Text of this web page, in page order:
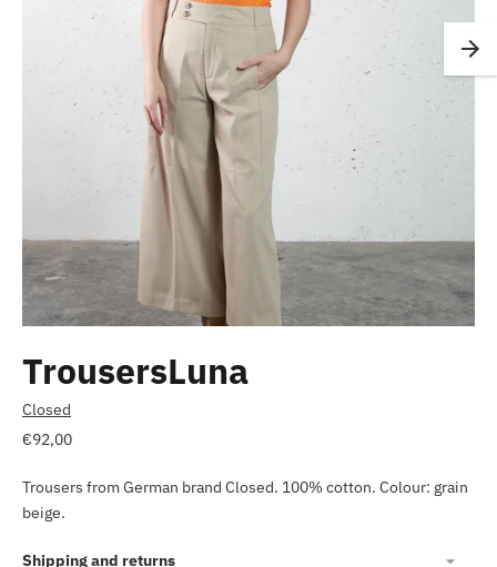
TrousersLuna
Closed
€92,00Normale
Trousers from German brand Closed. 100% cotton. Colour: grain
beige.
Shipping and returns